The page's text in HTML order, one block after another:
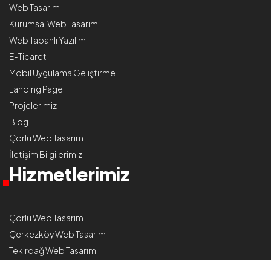
Web Tasarım
Kurumsal Web Tasarım
Web Tabanlı Yazılım
E-Ticaret
Mobil Uygulama Geliştirme
Landing Page
Projelerimiz
Blog
Çorlu Web Tasarım
İletişim Bilgilerimiz
Hizmetlerimiz
Çorlu Web Tasarım
Çerkezköy Web Tasarım
Tekirdağ Web Tasarım